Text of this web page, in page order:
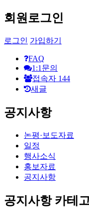
회원로그인
로그인 가입하기
FAQ
1:1문의
접속자 144
새글
공지사항
논평·보도자료
일정
행사소식
홍보자료
공지사항
공지사항 카테